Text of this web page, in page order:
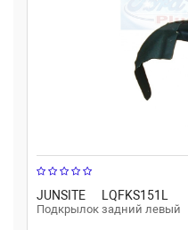
JUNSITE LQFKS151L
Подкрылок задний левый